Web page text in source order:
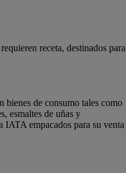
receta, destinados para
bienes de consumo tales como
esmaltes de uñas y
empacados para su venta